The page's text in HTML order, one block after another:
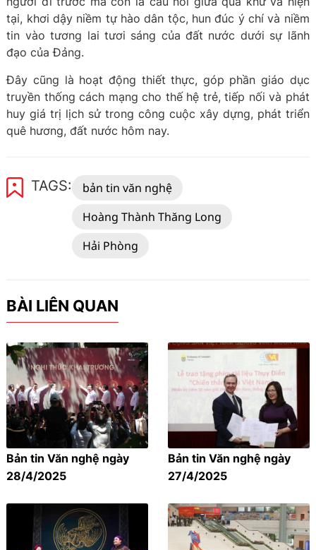
tại, khơi dậy niềm tự hào dân tộc, hun đúc ý chí và niềm
tin vào tương lai tươi sáng của đất nước dưới sự lãnh
đạo của Đảng.
Đây cũng là hoạt động thiết thực, góp phần giáo dục
truyền thống cách mạng cho thế hệ trẻ, tiếp nối và phát
huy giá trị lịch sử trong công cuộc xây dựng, phát triển
quê hương, đất nước hôm nay.
TAGS:
bản tin văn nghệ
Hoàng Thành Thăng Long
Hải Phòng
BÀI LIÊN QUAN
Bản tin Văn nghệ ngày
28/4/2025
Bản tin Văn nghệ ngày
27/4/2025